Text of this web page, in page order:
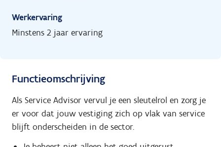
Werkervaring
Minstens 2 jaar ervaring
Functieomschrijving
Als Service Advisor vervul je een sleutelrol en zorg je
er voor dat jouw vestiging zich op vlak van service
blijft onderscheiden in de sector.